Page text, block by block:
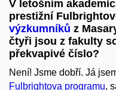
V letošním
prestižní
výzkumníků z
čtyři jsou z fakulty
překvapivé číslo?
Není! Jsme dobří. Já
Fulbrightova programu,